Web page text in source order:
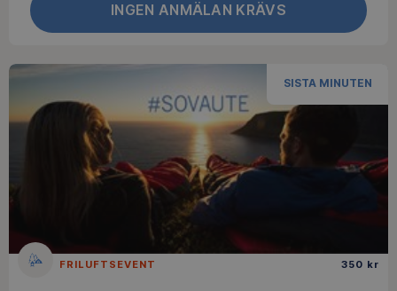
INGEN ANMÄLAN KRÄVS
SISTA MINUTEN
FRILUFTSEVENT 350 kr